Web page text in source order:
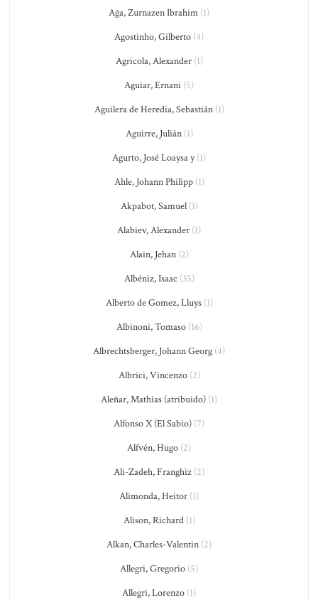
Ağa, Zurnazen Ibrahim (1)
Agostinho, Gilberto (4)
Agricola, Alexander(1)
Aguiar, Ernani (5)
Aguilera de Heredia, Sebastián(1)
Aguirre, Julián(1)
Agurto, José Loaysa y(1)
Ahle, Johann Philipp(1)
Akpabot, Samuel(1)
Alabiev, Alexander (1)
Alain, Jehan(2)
Albéniz, Isaac (35)
Alberto de Gomez, Lluys(1)
Albinoni, Tomaso(16)
Albrechtsberger, Johann Georg (4)
Albrici, Vincenzo(2)
Aleñar, Mathías (atribuido) (1)
Alfonso X (El Sabio) (7)
Alfvén, Hugo (2)
Ali-Zadeh, Franghiz (2)
Alimonda, Heitor (1)
Alison, Richard(1)
Alkan, Charles-Valentin (2)
Allegri, Gregorio (5)
Allegri, Lorenzo (1)